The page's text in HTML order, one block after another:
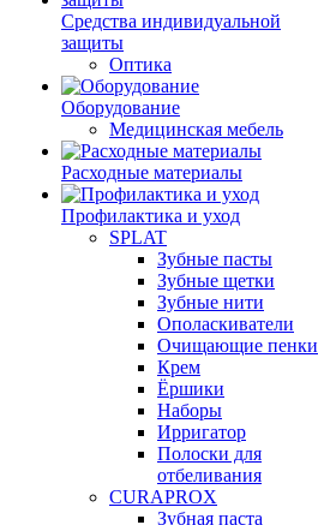
Средства индивидуальной
защиты
Оптика
Оборудование
Медицинская мебель
Расходные материалы
Профилактика и уход
SPLAT
Зубные пасты
Зубные щетки
Зубные нити
Ополаскиватели
Очищающие пенки
Крем
Ёршики
Наборы
Ирригатор
Полоски для
отбеливания
CURAPROX
Зубная паста